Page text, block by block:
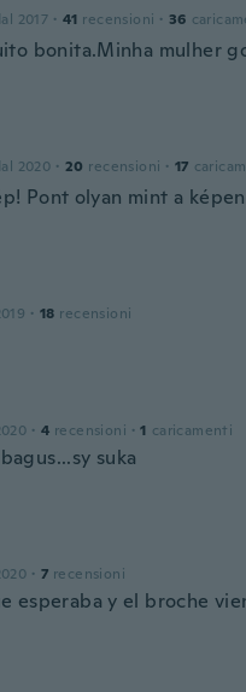
2017 · 41 recensioni · 36
bonita.Minha mulher
2020 · 20 recensioni · 17
Pont olyan mint a
· 18 recensioni
· 4 recensioni · 1 caricamenti
suka
· 7 recensioni
esperaba y el broche